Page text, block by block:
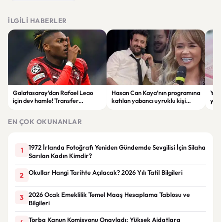
İLGILI HABERLER
Galatasaray’dan Rafael Leao
için dev hamle! Transfer
Hasan Can Kaya’nın programına
katılan yabancı uyruklu kişi
EN ÇOK OKUNANLAR
1
1972 İrlanda Fotoğrafı Yeniden Gündemde Sevgilisi İçin Silaha
Sarılan Kadın Kimdir?
2 Okullar Hangi Tarihte Açılacak? 2026 Yılı Tatil Bilgileri
3
2026 Ocak Emeklilik Temel Maaş Hesaplama Tablosu ve
Bilgileri
Torba Kanun Komisyonu Onayladı: Yüksek Aidatlara